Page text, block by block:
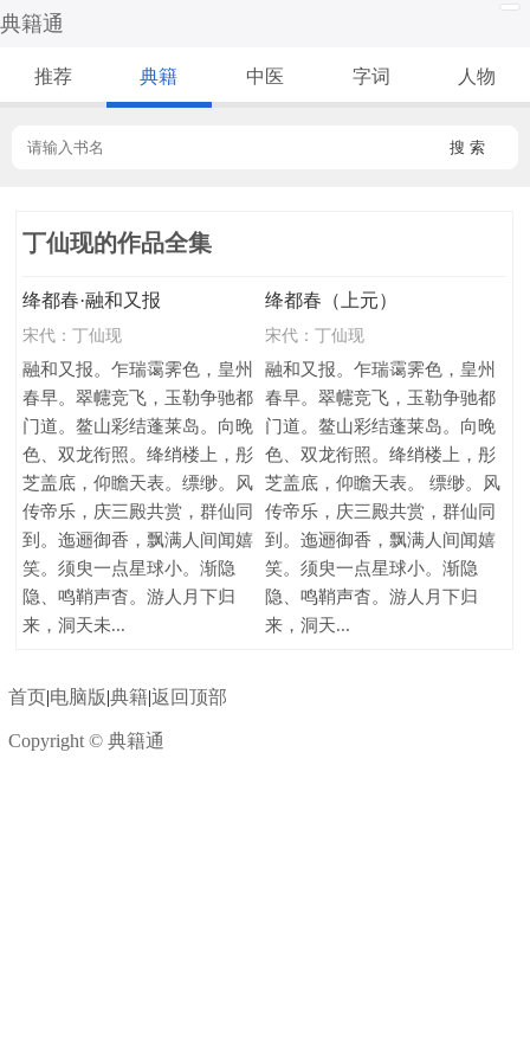
典籍通
推荐 典籍 中医 字词 人物
搜 索
丁仙现的作品全集
绛都春·融和又报
宋代：丁仙现
融和又报。乍瑞霭霁色，皇州
春早。翠幰竞飞，玉勒争驰都
门道。鳌山彩结蓬莱岛。向晚
色、双龙衔照。绛绡楼上，彤
芝盖底，仰瞻天表。缥缈。风
传帝乐，庆三殿共赏，群仙同
到。迤逦御香，飘满人间闻嬉
笑。须臾一点星球小。渐隐
隐、鸣鞘声杳。游人月下归
来，洞天未...
绛都春（上元）
宋代： 丁仙现
融和又报。乍瑞霭霁色，皇州
春早。翠幰竞飞，玉勒争驰都
门道。鳌山彩结蓬莱岛。向晚
色、双龙衔照。绛绡楼上，彤
芝盖底，仰瞻天表。 缥缈。风
传帝乐，庆三殿共赏，群仙同
到。迤逦御香，飘满人间闻嬉
笑。须臾一点星球小。渐隐
隐、鸣鞘声杳。游人月下归
来，洞天...
首页|电脑版|典籍|返回顶部
Copyright © 典籍通